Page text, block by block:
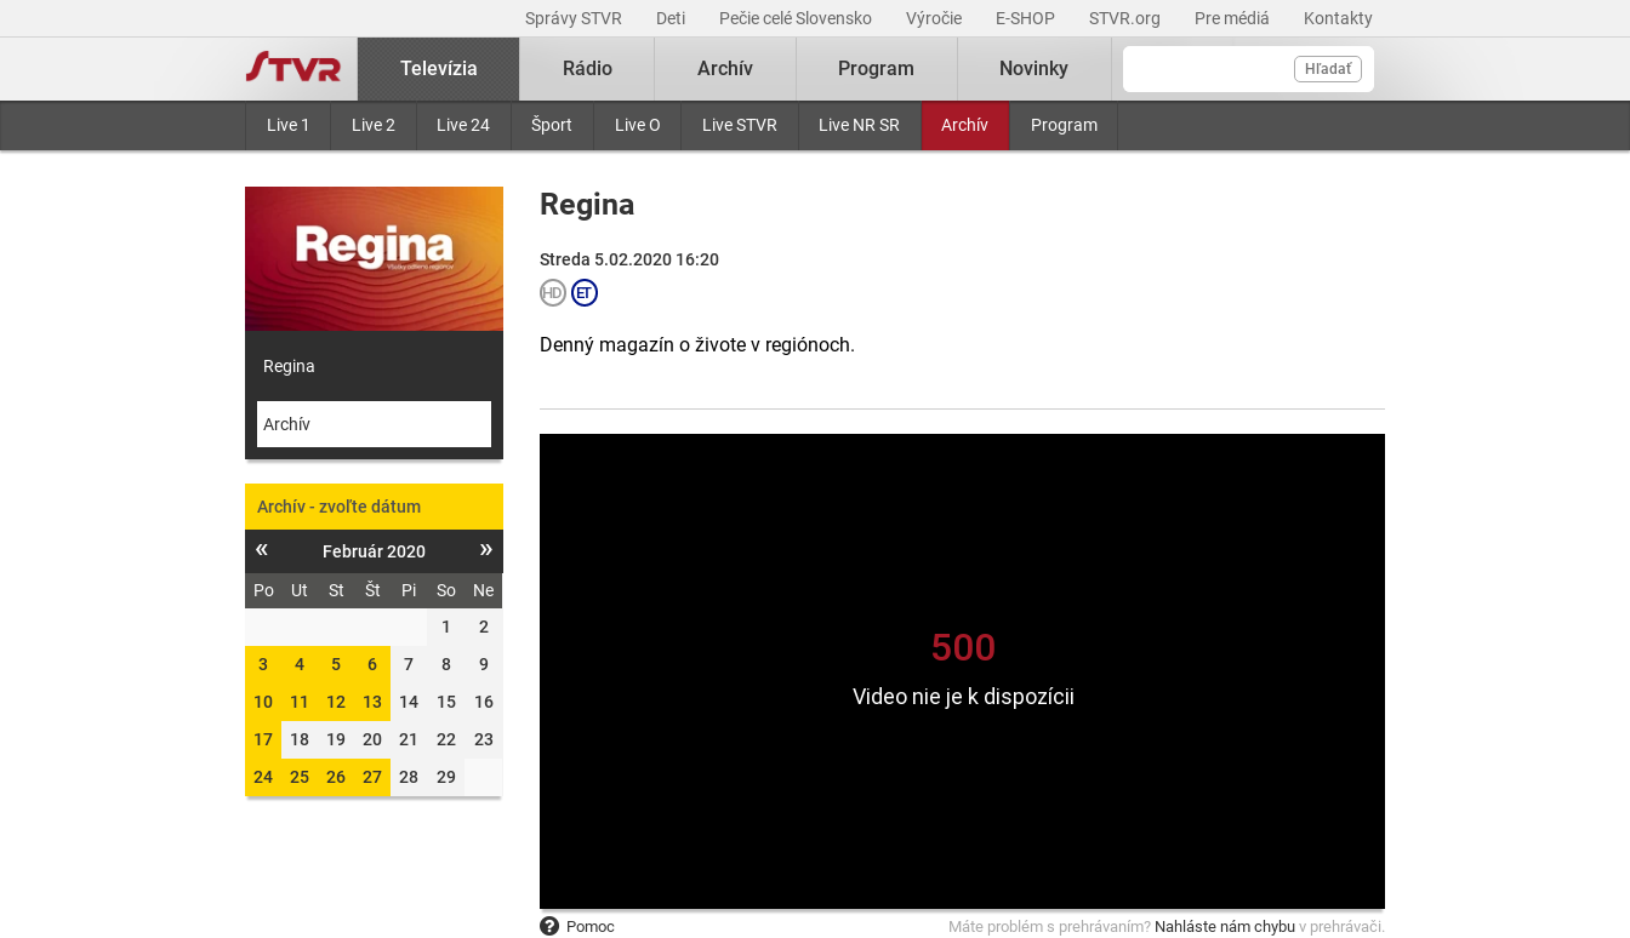
Správy STVR Deti Pečie celé Slovensko Výročie E-SHOP STVR.org Pre médiá Kontakty
Hľadať
Televízia
Live 1 Live 2 Live 24 Šport Live O Live STVR Live NR SR Archív Program
Rádio Archív Program Novinky
Regina
Streda 5.02.2020 16:20
Denný magazín o živote v regiónoch.
Pomoc Máte problém s prehrávaním? Nahláste nám chybu v prehrávači.
Regina
Archív
Archív - zvoľte dátum
« Február 2020 »
Po Ut St Št Pi So
Ne
1
2
3
4 5 6 7 8
9
10
11 12 13 14 15
16
17
18 19 20 21 22
23
24
25 26 27 28 29